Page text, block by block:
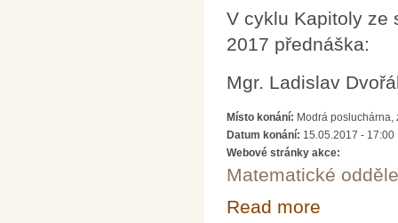
V cyklu Kapitoly ze
2017 přednáška:
Mgr. Ladislav
Místo konání: Modrá posluchárna,
Datum konání: 15.05.2017 - 17:00
Webové stránky akce:
Matematické
Read more